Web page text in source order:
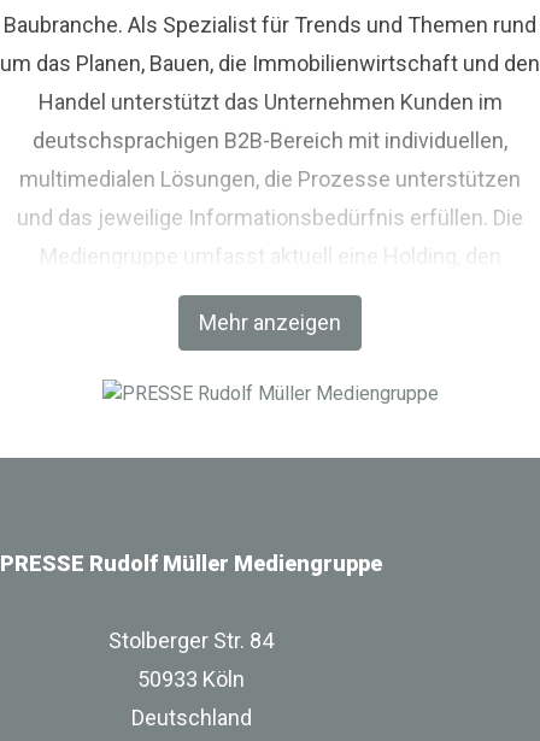
Mehr anzeigen
Baubranche. Als Spezialist für Trends und Themen rund
um das Planen, Bauen, die Immobilienwirtschaft und den
Handel unterstützt das Unternehmen Kunden im
deutschsprachigen B2B-Bereich mit individuellen,
multimedialen Lösungen, die Prozesse unterstützen
und das jeweilige Informationsbedürfnis erfüllen. Die
Mediengruppe umfasst aktuell eine Holding, den
Fachverlag RM Rudolf Müller Medien und mit der BIM
World MUNICH eine Netzwerkplattform für Akteure der
PRESSE Rudolf Müller Mediengruppe
Stolberger Str. 84
50933 Köln
Deutschland